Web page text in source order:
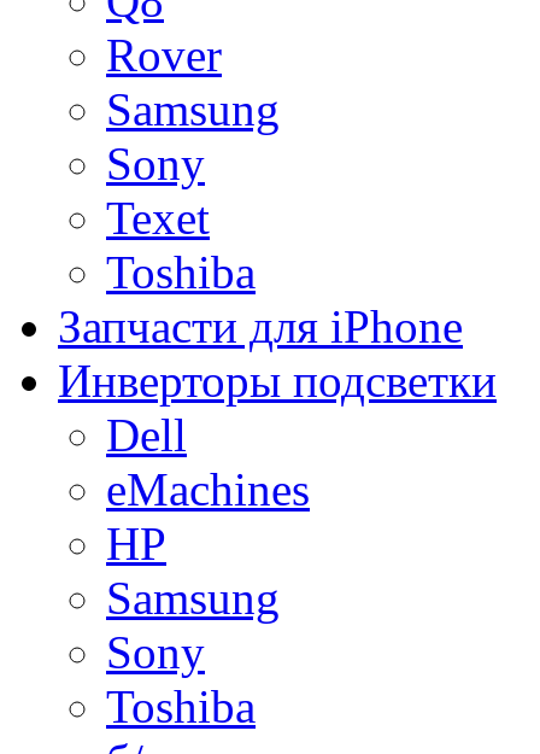
Rover
Samsung
Sony
Texet
Toshiba
Запчасти для iPhone
Инверторы подсветки
Dell
eMachines
HP
Samsung
Sony
Toshiba